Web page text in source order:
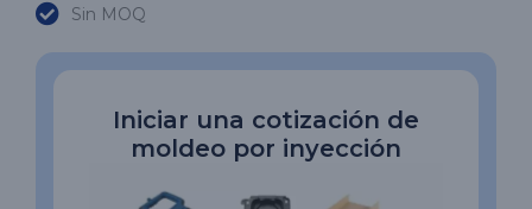
Sin MOQ
Iniciar una cotización de
moldeo por inyección